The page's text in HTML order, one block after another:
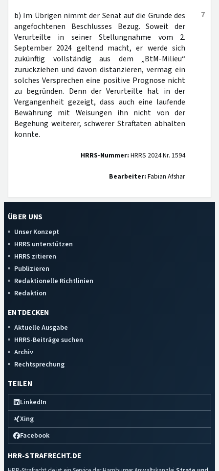
7
b) Im Übrigen nimmt der Senat auf die Gründe des
angefochtenen Beschlusses Bezug. Soweit der
Verurteilte in seiner Stellungnahme vom 2.
September 2024 geltend macht, er werde sich
zukünftig vollständig aus dem „BtM-Milieu“
zurückziehen und davon distanzieren, vermag ein
solches Versprechen eine positive Prognose nicht
zu begründen. Denn der Verurteilte hat in der
Vergangenheit gezeigt, dass auch eine laufende
Bewährung mit Weisungen ihn nicht von der
Begehung weiterer, schwerer Straftaten abhalten
konnte.
HRRS-Nummer: HRRS 2024 Nr. 1594
Bearbeiter: Fabian Afshar
ÜBER UNS
Unser Konzept
HRRS unterstützen
HRRS zitieren
Publizieren
Redaktionelle Richtlinien
Redaktion
ENTDECKEN
Aktuelle Ausgabe
HRRS-Beiträge suchen
Archiv
Rechtsprechung
TEILEN
LinkedIn
Xing
Facebook
HRR-STRAFRECHT.DE